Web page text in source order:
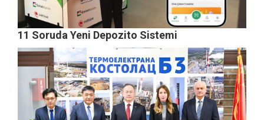
11 Soruda Yeni Depozito Sistemi